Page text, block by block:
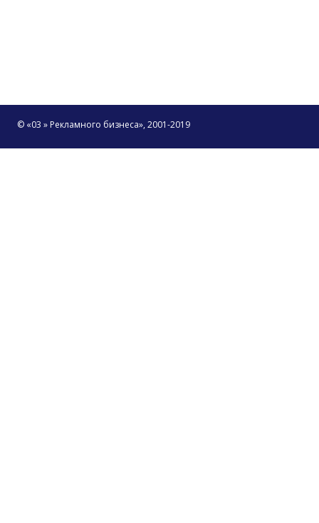
© «03 » Рекламного бизнеса», 2001-2019